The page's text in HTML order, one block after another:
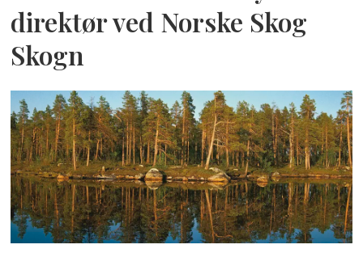
direktør ved Norske Skog
Skogn